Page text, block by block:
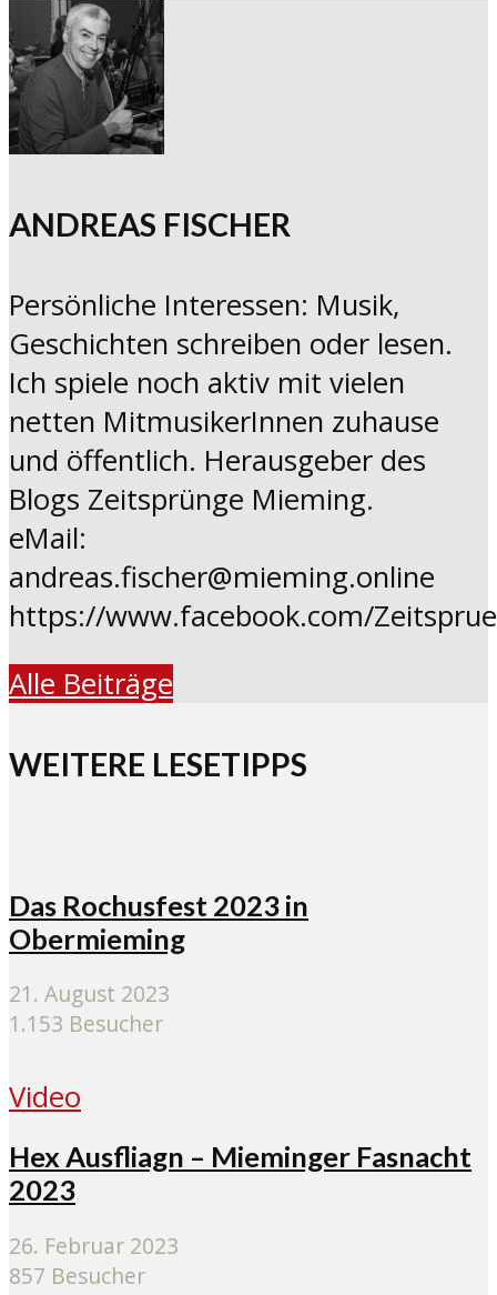
ANDREAS FISCHER
Persönliche Interessen: Musik,
Geschichten schreiben oder lesen.
Ich spiele noch aktiv mit vielen
netten MitmusikerInnen zuhause
und öffentlich. Herausgeber des
Blogs Zeitsprünge Mieming.
eMail:
andreas.fischer@mieming.online
https://www.facebook.com/
Alle Beiträge
WEITERE LESETIPPS
Das Rochusfest 2023 in
Obermieming
21. August 2023
1.153 Besucher
Video
Hex Ausfliagn – Mieminger Fasnacht
2023
26. Februar 2023
857 Besucher